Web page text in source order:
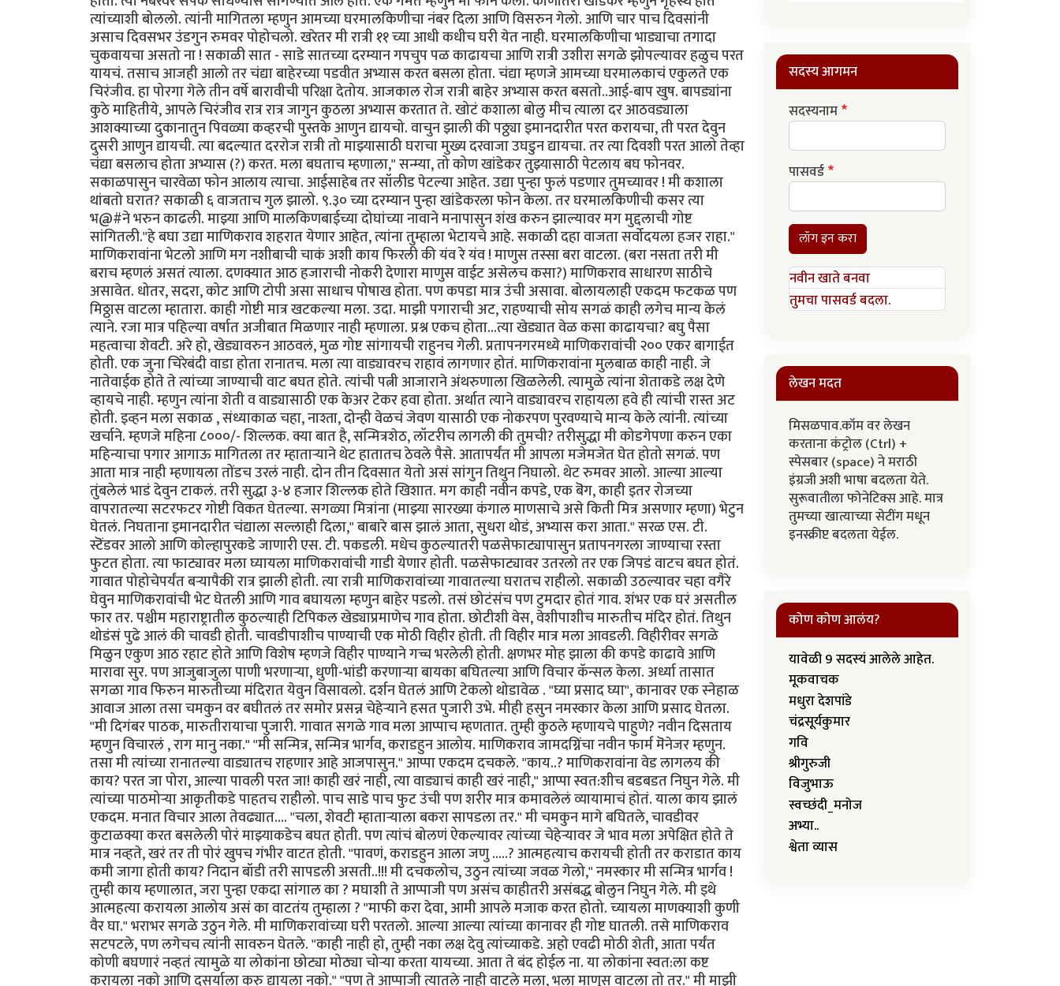
सदस्य आगमन
सदस्यनाम
पासवर्ड
लॉग इन करा
नवीन खाते बनवा
तुमचा पासवर्ड बदला.
लेखन मदत
मिसळपाव.कॉम वर लेखन
करताना कंट्रोल (Ctrl) +
स्पेसबार (space) ने मराठी
इंग्रजी अशी भाषा बदलता येते.
सुरूवातीला फोनेटिक्स आहे. मात्र
तुमच्या खात्याच्या सेटींग मधून
इनस्क्रीप्ट बदलता येईल.
कोण कोण आलंय?
यावेळी 9 सदस्यं आलेले आहेत.
मूकवाचक
मधुरा देशपांडे
चंद्रसूर्यकुमार
गवि
श्रीगुरुजी
विजुभाऊ
स्वच्छंदी_मनोज
अभ्या..
श्वेता व्यास